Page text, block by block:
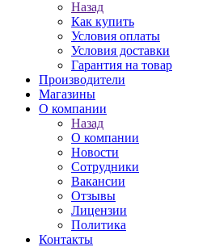
Назад
Как купить
Условия оплаты
Условия доставки
Гарантия на товар
Производители
Магазины
О компании
Назад
О компании
Новости
Сотрудники
Вакансии
Отзывы
Лицензии
Политика
Контакты